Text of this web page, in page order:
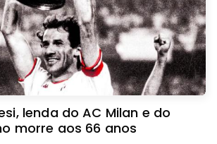
lenda do AC Milan e do
morre aos 66 anos